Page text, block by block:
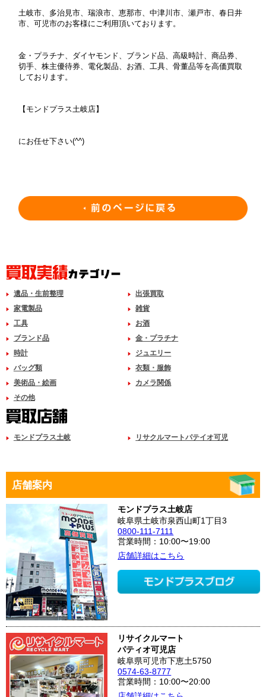
土岐市、多治見市、瑞浪市、恵那市、中津川市、瀬戸市、春日井
市、可児市のお客様にご利用頂いております。
金・プラチナ、ダイヤモンド、ブランド品、高級時計、商品券、
切手、株主優待券、電化製品、お酒、工具、骨董品等を高価買取
しております。
【モンドプラス土岐店】
にお任せ下さい(^^)
遺品・生前整理
出張買取
家電製品
雑貨
工具
お酒
ブランド品
金・プラチナ
時計
ジュエリー
バッグ類
衣類・服飾
美術品・絵画
カメラ関係
その他
モンドプラス土岐 リサクルマートパテイオ可児
店舗案内
モンドプラス土岐店
岐阜県土岐市泉西山町1丁目3
0800-111-7111
営業時間：10:00〜19:00
店舗詳細はこちら
リサイクルマート
パティオ可児店
岐阜県可児市下恵土5750
0574-63-8777
営業時間：10:00〜20:00